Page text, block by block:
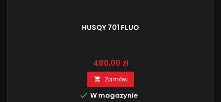
HUSQY 701 FLUO
Cena
480,00 zł
 Zamów
 W magazynie